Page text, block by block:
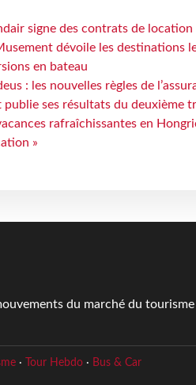
signe des contrats de
dévoile les destinations
en bateau
: les nouvelles règles de
publie ses résultats du deuxième
rafraîchissantes en
»
du marché du
· Tour Hebdo· Bus & Car